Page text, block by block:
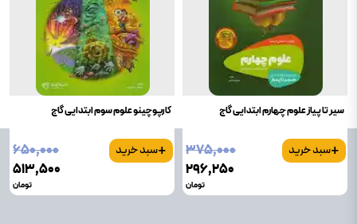
سیر تا پیاز علوم چهارم ابتدایی گاج
+سبد خرید
۳۷۵٬۰۰۰
۲۹۶٬۲۵۰
تومان
کارپوچینو علوم سوم ابتدایی گاج
+سبد خرید
۶۵۰٬۰۰۰
۵۱۳٬۵۰۰
تومان